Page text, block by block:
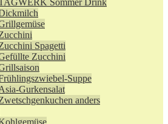
Sommer Drink
Spagetti
Zucchini
Suppe
Gurkensalat
anders